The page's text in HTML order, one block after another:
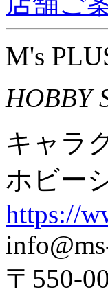
M's
HOBBY
キャラ
ホビー
https://
〒550-